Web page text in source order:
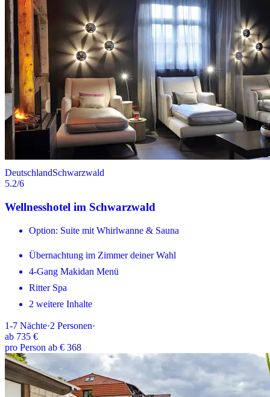
DeutschlandSchwarzwald
5.2/6
Wellnesshotel im Schwarzwald
Option: Suite mit Whirlwanne & Sauna
Übernachtung im Zimmer deiner Wahl
4-Gang Makidan Menü
Ritter Spa
2 weitere Inhalte
1-7 Nächte·2 Personen·
ab 735 €
pro Person ab € 368